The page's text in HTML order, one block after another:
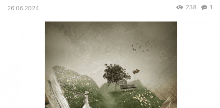
26.06.2024 1
238